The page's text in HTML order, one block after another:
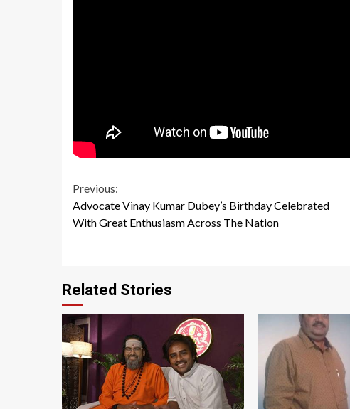
Continue
Reading
Previous:
Advocate Vinay Kumar Dubey’s Birthday Celebrated
With Great Enthusiasm Across The Nation
Related Stories